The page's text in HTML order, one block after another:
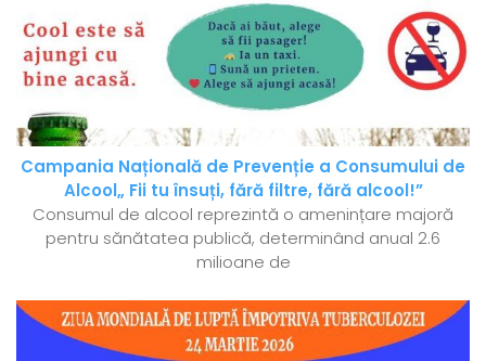
Campania Națională de Prevenție a Consumului de
Alcool„ Fii tu însuți, fără filtre, fără alcool!”
Consumul de alcool reprezintă o amenințare majoră
pentru sănătatea publică, determinând anual 2.6
milioane de